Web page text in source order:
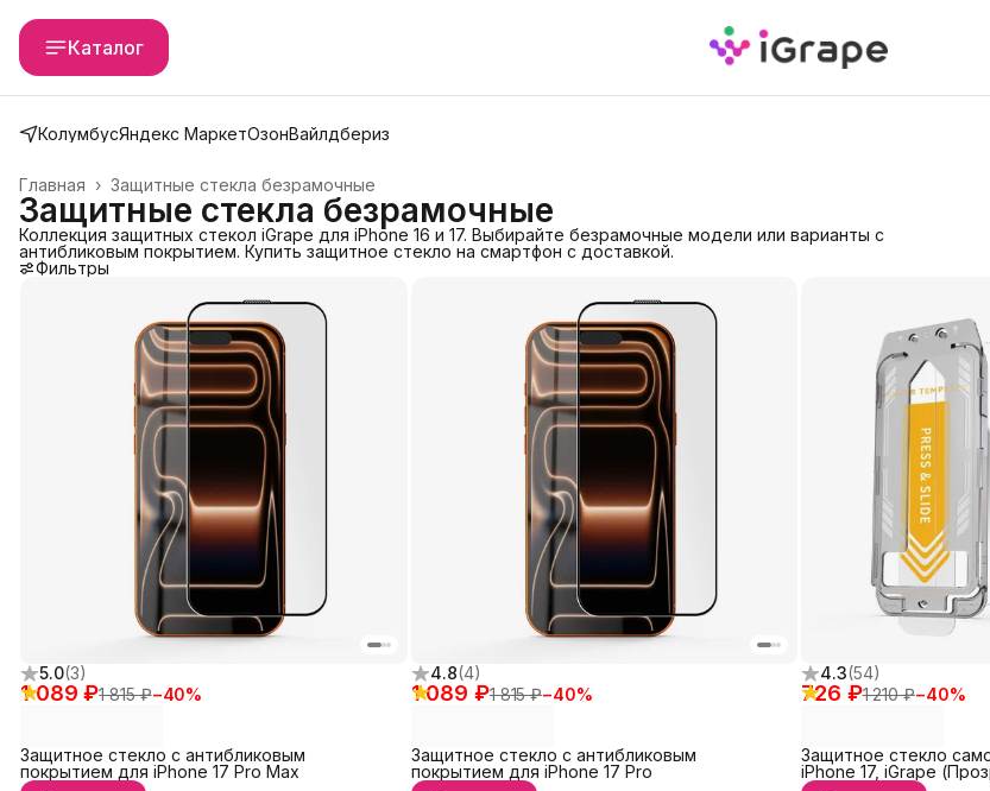
Каталог
КолумбусЯндекс МаркетОзонВайлдбериз
Защитные стекла безрамочные
Главная ›
Защитные стекла безрамочные
Коллекция защитных стекол iGrape для iPhone 16 и 17. Выбирайте безрамочные модели или варианты с
антибликовым покрытием. Купить защитное стекло на смартфон с доставкой.
Фильтры
5.0(3)
1 089 ₽1 815 ₽−40%
Защитное стекло с антибликовым
покрытием для iPhone 17 Pro Max
4.8(4)
1 089 ₽1 815 ₽−40%
Защитное стекло с антибликовым
покрытием для iPhone 17 Pro
4.3(54)
726 ₽1 210 ₽−40%
Защитное стекло
iPhone 17, iGrape